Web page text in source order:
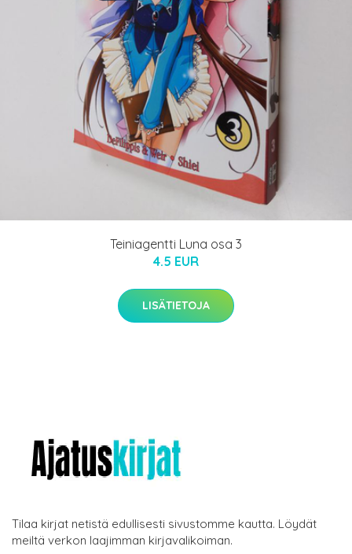
Teiniagentti Luna osa 3
4.5 EUR
LISÄTIETOJA
Tilaa kirjat netistä edullisesti sivustomme kautta. Löydät
meiltä verkon laajimman kirjavalikoiman.